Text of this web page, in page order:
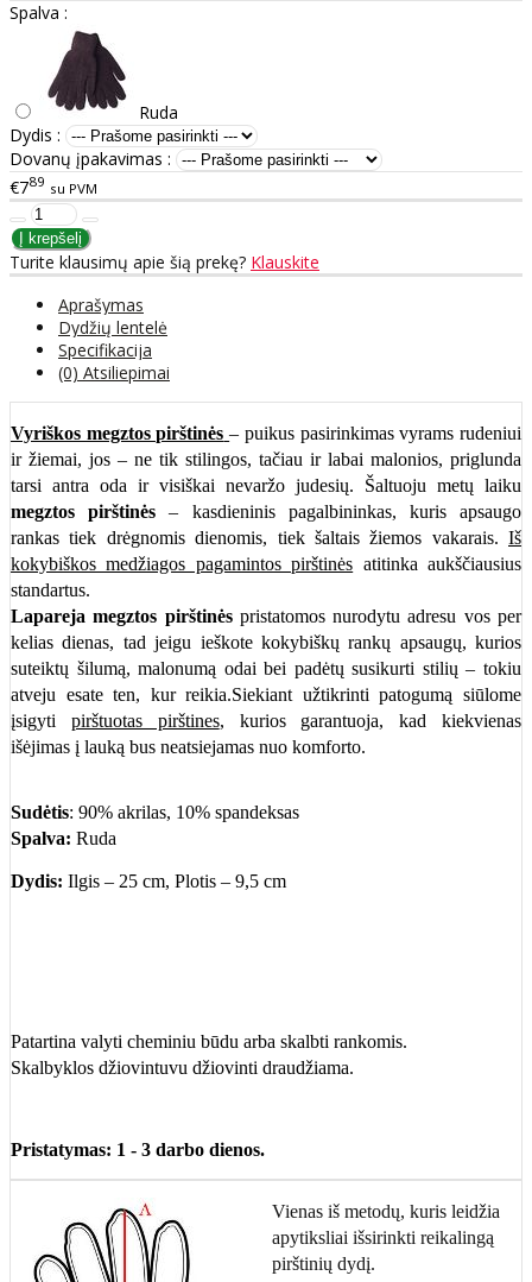
Spalva :
Ruda
Dydis :
Dovanų įpakavimas :
€789 su PVM
Turite klausimų apie šią prekę? Klauskite
Aprašymas
Dydžių lentelė
Specifikacija
(0) Atsiliepimai
Vyriškos megztos pirštinės – puikus pasirinkimas vyrams rudeniui
ir žiemai, jos – ne tik stilingos, tačiau ir labai malonios, priglunda
tarsi antra oda ir visiškai nevaržo judesių. Šaltuoju metų laiku
megztos pirštinės – kasdieninis pagalbininkas, kuris apsaugo
rankas tiek drėgnomis dienomis, tiek šaltais žiemos vakarais. Iš
kokybiškos medžiagos pagamintos pirštinės atitinka aukščiausius
standartus.
Lapareja megztos pirštinės pristatomos nurodytu adresu vos per
kelias dienas, tad jeigu ieškote kokybiškų rankų apsaugų, kurios
suteiktų šilumą, malonumą odai bei padėtų susikurti stilių – tokiu
atveju esate ten, kur reikia.Siekiant užtikrinti patogumą siūlome
įsigyti pirštuotas pirštines, kurios garantuoja, kad kiekvienas
išėjimas į lauką bus neatsiejamas nuo komforto.
Sudėtis: 90% akrilas, 10% spandeksas
Spalva: Ruda
Dydis: Ilgis – 25 cm, Plotis – 9,5 cm
Patartina valyti cheminiu būdu arba skalbti rankomis.
Skalbyklos džiovintuvu džiovinti draudžiama.
Pristatymas: 1 - 3 darbo dienos.
Vienas iš metodų, kuris leidžia
apytiksliai išsirinkti reikalingą
pirštinių dydį.